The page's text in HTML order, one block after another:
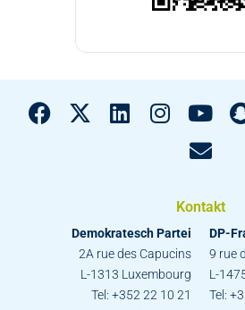
Kontakt
Demokratesch Partei
2A rue des Capucins
L-1313 Luxembourg
Tel: +352 22 10 21
DP-
9 rue
L-
Tel: